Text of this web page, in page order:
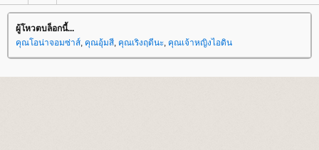
ผู้โหวตบล็อกนี้...
คุณโอน่าจอมซ่าส์ คุณอุ้มสี คุณเริงฤดีนะ คุณเจ้าหญิงไอดิน